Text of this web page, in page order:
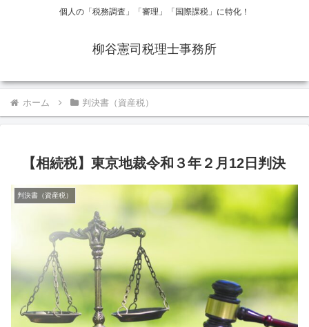
個人の「税務調査」「審理」「国際課税」に特化！
柳谷憲司税理士事務所
ホーム 判決書（資産税）
【相続税】東京地裁令和３年２月12日判決
判決書（資産税）